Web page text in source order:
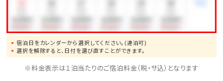
ておりますので、お気軽にご利用ください。
【砂楽への無料送迎サービス】
送り…16:00～ 15分間隔 最終19:45
宿泊日をカレンダーから選択してください。(連泊可)
選択を解除すると、日付を選び直すことができます。
※料金表示は１泊当たりのご宿泊料金（税・サ込）となります